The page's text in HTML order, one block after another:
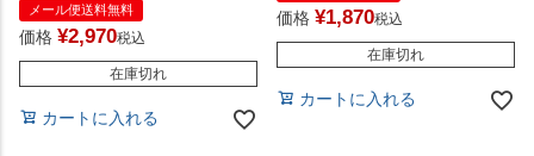
メール便送料無料
価格 ¥2,970税込
在庫切れ
カートに入れる
価格 ¥1,870税込
在庫切れ
カートに入れる